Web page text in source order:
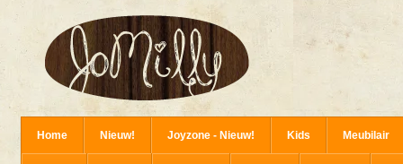
Home Nieuw! Joyzone - Nieuw! Kids Meubilair